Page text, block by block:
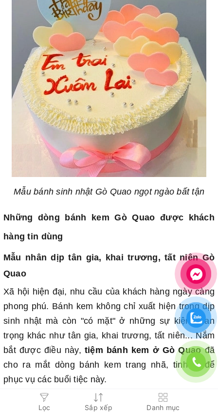
Mẫu bánh sinh nhật Gò Quao ngọt ngào bất tận
Những dòng bánh kem Gò Quao được khách
hàng tin dùng
Mẫu nhân dịp tân gia, khai trương, tất niên Gò
Quao
Xã hội hiện đại, nhu cầu của khách hàng ngày càng
phong phú. Bánh kem không chỉ xuất hiện trong dịp
sinh nhật mà còn "có mặt" ở những sự kiện quan
trọng khác như tân gia, khai trương, tất niên... Nắm
bắt được điều này, tiệm bánh kem ở Gò Quaođã
cho ra mắt dòng bánh kem trang nhã, tinh tế để
phục vụ các buổi tiệc này.
Lọc Sắp xếp Danh mục